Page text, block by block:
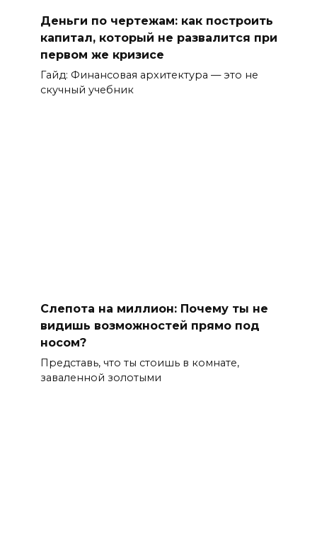
Деньги по чертежам: как построить
капитал, который не развалится при
первом же кризисе
Гайд: Финансовая архитектура — это не
скучный учебник
Слепота на миллион: Почему ты не
видишь возможностей прямо под
носом?
Представь, что ты стоишь в комнате,
заваленной золотыми